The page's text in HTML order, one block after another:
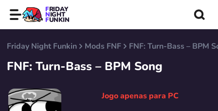
FRIDAY
NIGHT
FUNKIN
Friday Night Funkin Mods FNF FNF: Turn-Bass – BPM
FNF: Turn-Bass – BPM Song
Jogo apenas para PC